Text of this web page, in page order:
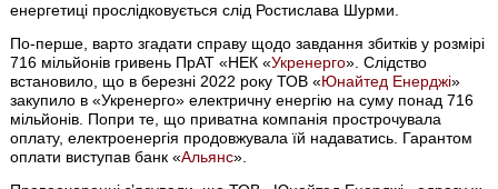
енергетиці прослідковується слід Ростислава Шурми.
По-перше, варто згадати справу щодо завдання збитків у розмірі
716 мільйонів гривень ПрАТ «НЕК «Укренерго». Слідство
встановило, що в березні 2022 року ТОВ «Юнайтед Енерджі»
закупило в «Укренерго» електричну енергію на суму понад 716
мільйонів. Попри те, що приватна компанія прострочувала
оплату, електроенергія продовжувала їй надаватись. Гарантом
оплати виступав банк «Альянс».